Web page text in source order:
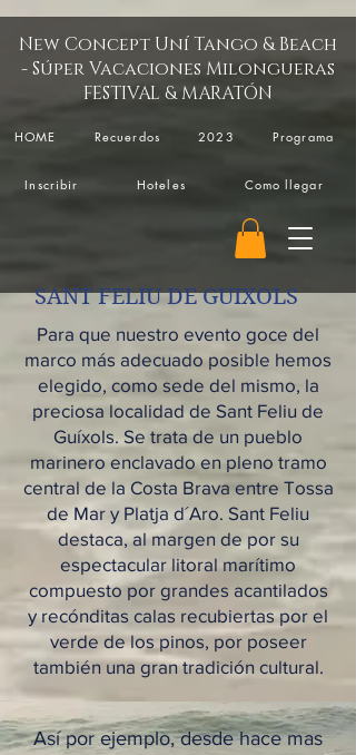
New Concept Uní Tango & Beach
- Súper Vacaciones Milongueras
FESTIVAL & MARATÓN
HOME Recuerdos 2023 Programa
Inscribir Hoteles Como llegar
SANT FELIU DE GUIXOLS
Para que nuestro evento goce del
marco más adecuado posible hemos
elegido, como sede del mismo, la
preciosa localidad de Sant Feliu de
Guíxols. Se trata de un pueblo
marinero enclavado en pleno tramo
central de la Costa Brava entre Tossa
de Mar y Platja d´Aro. Sant Feliu
destaca, al margen de por su
espectacular litoral marítimo
compuesto por grandes acantilados
y recónditas calas recubiertas por el
verde de los pinos, por poseer
también una gran tradición cultural.
Así por ejemplo, desde hace mas